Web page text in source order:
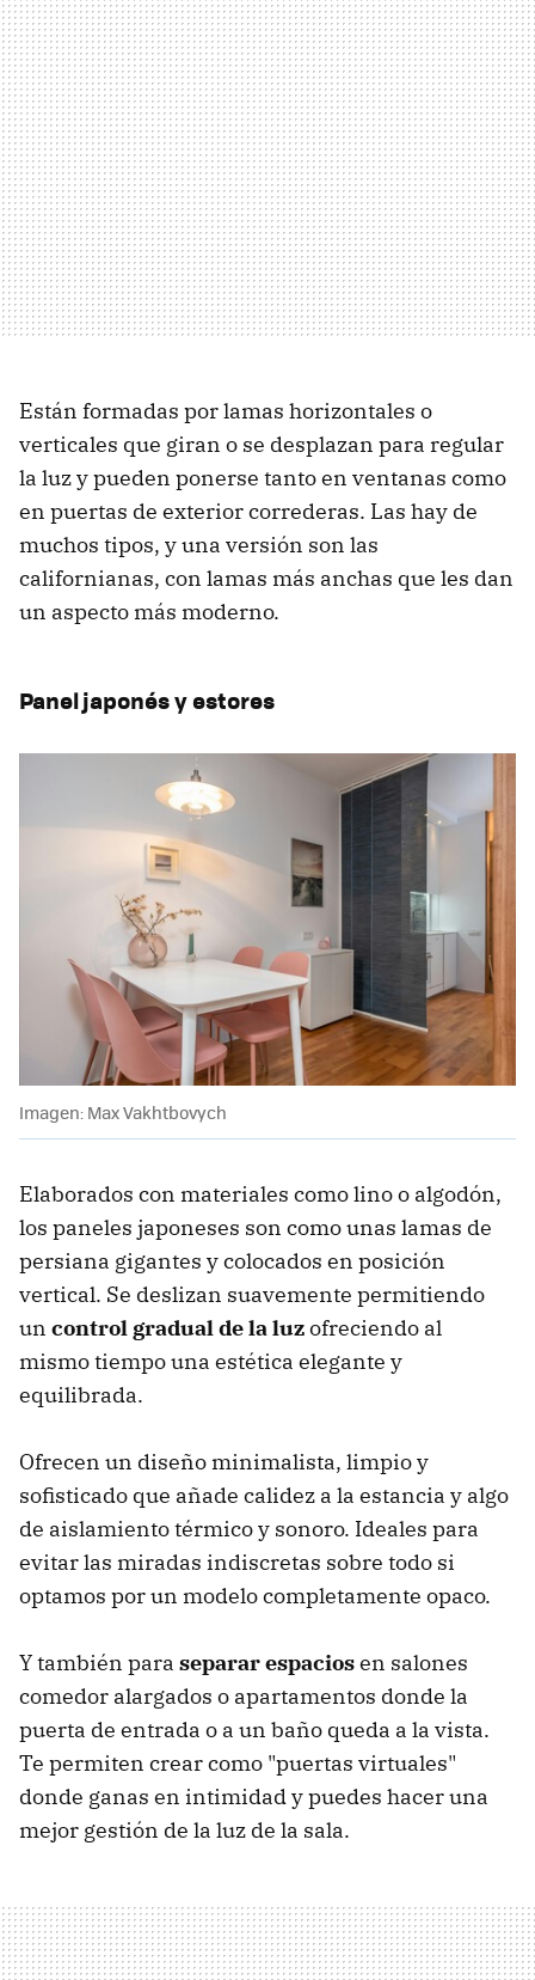
Están formadas por lamas horizontales o
verticales que giran o se desplazan para regular
la luz y pueden ponerse tanto en ventanas como
en puertas de exterior correderas. Las hay de
muchos tipos, y una versión son las
californianas, con lamas más anchas que les dan
un aspecto más moderno.
Panel japonés y estores
Imagen: Max Vakhtbovych
Elaborados con materiales como lino o algodón,
los paneles japoneses son como unas lamas de
persiana gigantes y colocados en posición
vertical. Se deslizan suavemente permitiendo
un control gradual de la luzofreciendo al
mismo tiempo una estética elegante y
equilibrada.
Ofrecen un diseño minimalista, limpio y
sofisticado que añade calidez a la estancia y algo
de aislamiento térmico y sonoro. Ideales para
evitar las miradas indiscretas sobre todo si
optamos por un modelo completamente opaco.
Y también para separar espaciosen salones
comedor alargados o apartamentos donde la
puerta de entrada o a un baño queda a la vista.
Te permiten crear como "puertas virtuales"
donde ganas en intimidad y puedes hacer una
mejor gestión de la luz de la sala.